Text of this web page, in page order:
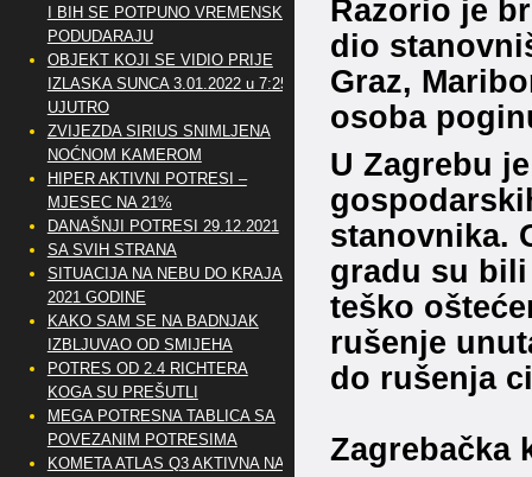
Razorio je
dio
Graz,
osoba
U Zagrebu
stanovnika.
gradu su bili
teško
rušenje
do rušenja
Zagrebačka
I BIH SE POTPUNO VREMENSKI
PODUDARAJU
OBJEKT KOJI SE VIDIO PRIJE
IZLASKA SUNCA 3.01.2022 u 7:25
UJUTRO
ZVIJEZDA SIRIUS SNIMLJENA
NOĆNOM KAMEROM
HIPER AKTIVNI POTRESI –
MJESEC NA 21%
DANAŠNJI POTRESI 29.12.2021
SA SVIH STRANA
SITUACIJA NA NEBU DO KRAJA
2021 GODINE
KAKO SAM SE NA BADNJAK
IZBLJUVAO OD SMIJEHA
POTRES OD 2.4 RICHTERA
KOGA SU PREŠUTLI
MEGA POTRESNA TABLICA SA
POVEZANIM POTRESIMA
KOMETA ATLAS Q3 AKTIVNA NA